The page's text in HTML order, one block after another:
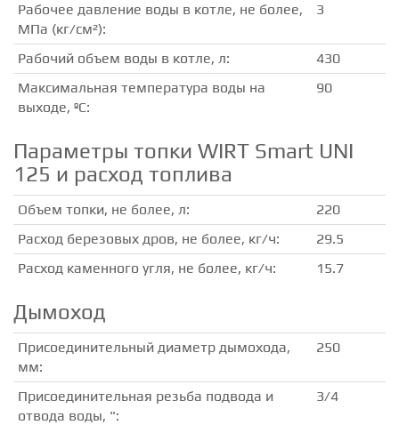
Рабочее давление воды в котле, не более,
МПа (кг/см²):
3
Рабочий объем воды в котле, л:
430
Максимальная температура воды на
выходе, ºС:
90
Параметры топки WIRT Smart UNI
125 и расход топлива
Объем топки, не более, л:
220
Расход березовых дров, не более, кг/ч:
29.5
Расход каменного угля, не более, кг/ч:
15.7
Дымоход
Присоединительный диаметр дымохода,
мм:
250
Присоединительная резьба подвода и
отвода воды, ":
3/4